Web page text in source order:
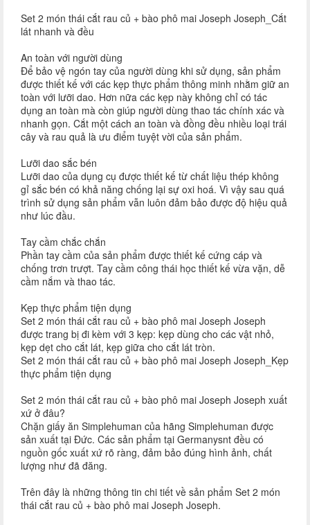
Set 2 món thái cắt rau củ + bào phô mai Joseph Joseph_Cắt
lát nhanh và đều
An toàn với người dùng
Để bảo vệ ngón tay của người dùng khi sử dụng, sản phẩm
được thiết kế với các kẹp thực phẩm thông minh nhằm giữ an
toàn với lưỡi dao. Hơn nữa các kẹp này không chỉ có tác
dụng an toàn mà còn giúp người dùng thao tác chính xác và
nhanh gọn. Cắt một cách an toàn và đồng đều nhiều loại trái
cây và rau quả là ưu điểm tuyệt vời của sản phẩm.
Lưỡi dao sắc bén
Lưỡi dao của dụng cụ được thiết kế từ chất liệu thép không
gỉ sắc bén có khả năng chống lại sự oxi hoá. Vì vậy sau quá
trình sử dụng sản phẩm vẫn luôn đảm bảo được độ hiệu quả
như lúc đầu.
Tay cầm chắc chắn
Phần tay cầm của sản phẩm được thiết kế cứng cáp và
chống trơn trượt. Tay cầm công thái học thiết kế vừa vặn, dễ
cầm nắm và thao tác.
Kẹp thực phẩm tiện dụng
Set 2 món thái cắt rau củ + bào phô mai Joseph Joseph
được trang bị đi kèm với 3 kẹp: kẹp dùng cho các vật nhỏ,
kẹp dẹt cho cắt lát, kẹp giữa cho cắt lát tròn.
Set 2 món thái cắt rau củ + bào phô mai Joseph Joseph_Kẹp
thực phẩm tiện dụng
Set 2 món thái cắt rau củ + bào phô mai Joseph Joseph xuất
xứ ở đâu?
Chặn giấy ăn Simplehuman của hãng Simplehuman được
sản xuất tại Đức. Các sản phẩm tại Germanysnt đều có
nguồn gốc xuất xứ rõ ràng, đảm bảo đúng hình ảnh, chất
lượng như đã đăng.
Trên đây là những thông tin chi tiết về sản phẩm Set 2 món
thái cắt rau củ + bào phô mai Joseph Joseph.